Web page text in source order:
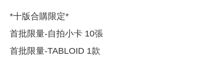
*十版合購限定*
首批限量-自拍小卡 10張
首批限量-TABLOID 1款